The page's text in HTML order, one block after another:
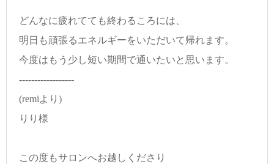
どんなに疲れてても終わるころには、
明日も頑張るエネルギーをいただいて帰れます。
今度はもう少し短い期間で通いたいと思います。
------------------
(remiより)
りり様
この度もサロンへお越しくださり